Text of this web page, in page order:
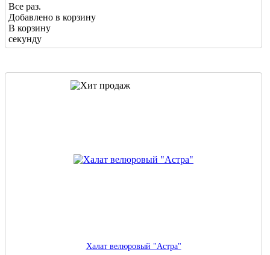
Все раз.
Добавлено в корзину
В корзину
секунду
Халат велюровый "Астра"